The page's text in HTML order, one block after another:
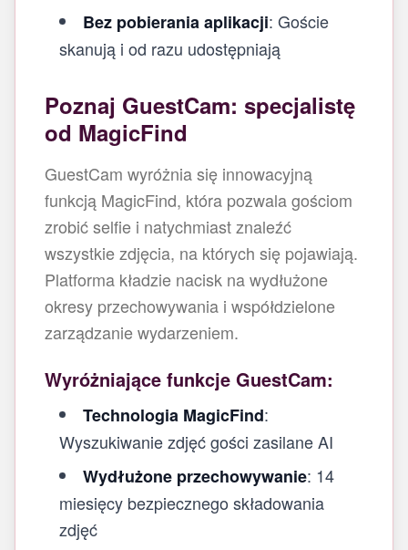
Bez pobierania aplikacji: Goście
skanują i od razu udostępniają
Poznaj GuestCam: specjalistę
od MagicFind
GuestCam wyróżnia się innowacyjną
funkcją MagicFind, która pozwala gościom
zrobić selfie i natychmiast znaleźć
wszystkie zdjęcia, na których się pojawiają.
Platforma kładzie nacisk na wydłużone
okresy przechowywania i współdzielone
zarządzanie wydarzeniem.
Wyróżniające funkcje GuestCam:
Technologia MagicFind:
Wyszukiwanie zdjęć gości zasilane AI
Wydłużone przechowywanie: 14
miesięcy bezpiecznego składowania
zdjęć